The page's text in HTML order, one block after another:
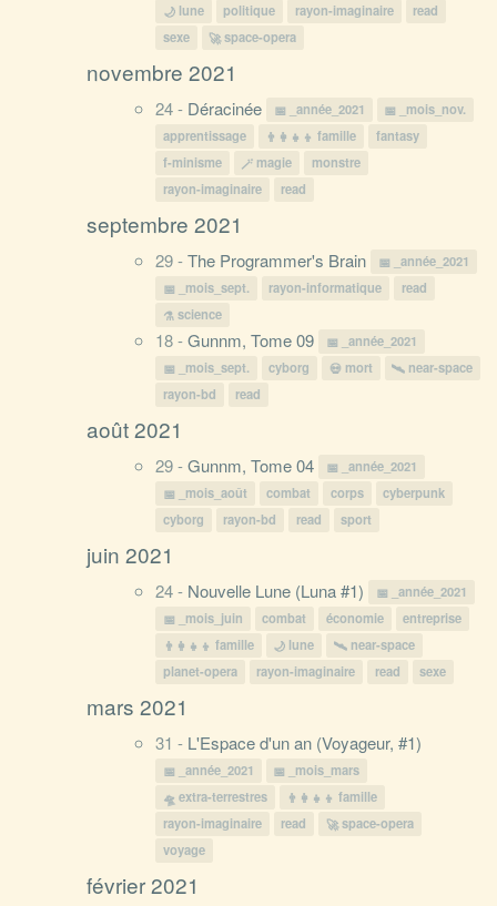
lune
politique rayon-imaginaire
read
sexe
space-opera
novembre 2021
24 - Déracinée _année_2021
_mois_nov.
apprentissage
famille
fantasy
f-minisme
magie
monstre
rayon-imaginaire
read
septembre 2021
29 -The Programmer's Brain
_année_2021
_mois_sept.
rayon-informatique
read
science
18 -Gunnm, Tome 09
_année_2021
_mois_sept.
cyborg mort
near-space
rayon-bd
read
août 2021
29 -Gunnm, Tome 04
_année_2021
_mois_août
combat corps
cyberpunk
cyborg
rayon-bd read sport
juin 2021
24 - Nouvelle Lune (Luna #1)
_année_2021
_mois_juin
combat économie
entreprise
famille
lune
near-space
planet-opera
rayon-imaginaire read sexe
mars 2021
31 - L'Espace d'un an (Voyageur, #1)
_année_2021
_mois_mars
extra-terrestres
famille
rayon-imaginaire
read
space-opera
voyage
février 2021